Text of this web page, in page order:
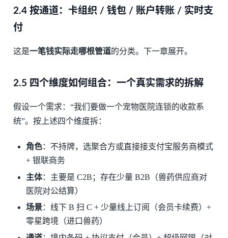
2.4 按通道：卡组织 / 钱包 / 账户转账 / 实时支
付
这是一笔钱实际走哪根管道的分类。下一章展开。
2.5 四个维度如何组合：一个真实需求的拆解
假设一个需求：“我们要做一个宠物医院连锁的收款系
统”。按上述四个维度拆：
角色：不持牌，选聚合方或直接接支付宝服务商模式
+ 银联商务
主体：主要是 C2B；存在少量 B2B（兽药供应商对
医院对公结算）
场景：线下 B 扫 C + 少量线上订阅（会员卡续费）+
零星跨境（进口兽药）